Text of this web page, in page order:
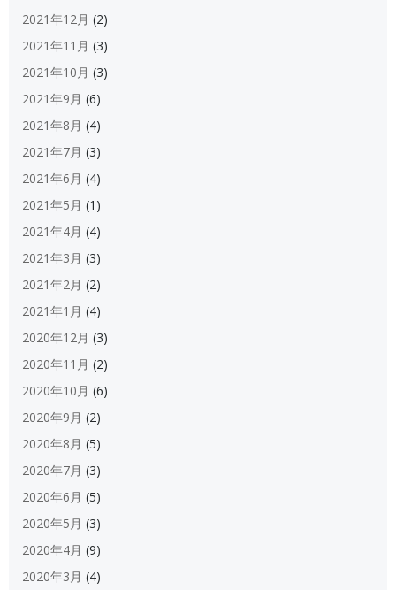
2021年12月 (2)
2021年11月 (3)
2021年10月 (3)
2021年9月 (6)
2021年8月 (4)
2021年7月 (3)
2021年6月 (4)
2021年5月 (1)
2021年4月 (4)
2021年3月 (3)
2021年2月 (2)
2021年1月 (4)
2020年12月 (3)
2020年11月 (2)
2020年10月 (6)
2020年9月 (2)
2020年8月 (5)
2020年7月 (3)
2020年6月 (5)
2020年5月 (3)
2020年4月 (9)
2020年3月 (4)